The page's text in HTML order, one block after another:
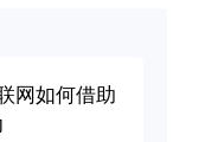
网如何借助